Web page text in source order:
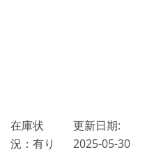
在庫状
況：有り
更新日期:
2025-05-30